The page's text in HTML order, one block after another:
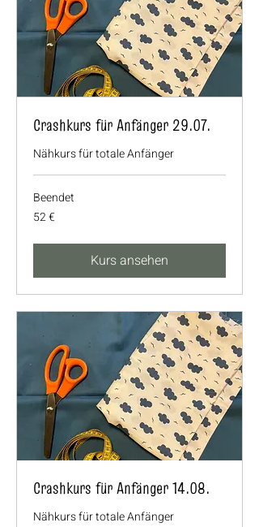
Crashkurs für Anfänger 29.07.
Nähkurs für totale Anfänger
Beendet
52
Euro
52 €
Kurs ansehen
Crashkurs für Anfänger 14.08.
Nähkurs für totale Anfänger